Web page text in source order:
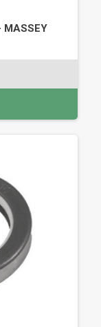
MASSEY